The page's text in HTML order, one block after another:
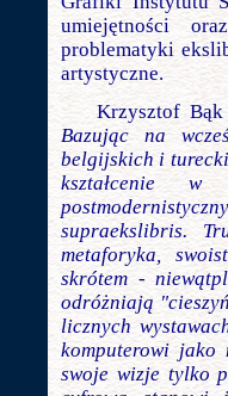
umiejętności
problematyki
artystyczne.
Krzysztof
Bazując na
belgijskich i
kształcenie w
supraekslibris.
metaforyka,
skrótem -
odróżniają
licznych
komputerowi jako
swoje wizje tylko